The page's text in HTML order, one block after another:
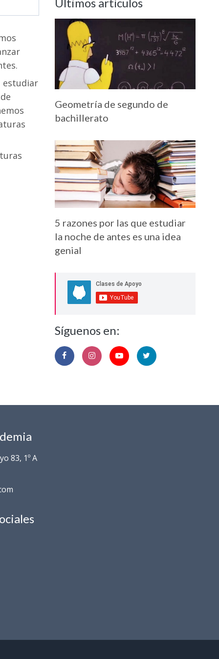
estudiar
Geometría de segundo de
bachillerato
5 razones por las que estudiar
la noche de antes es una idea
genial
Síguenos en:
83, 1º A